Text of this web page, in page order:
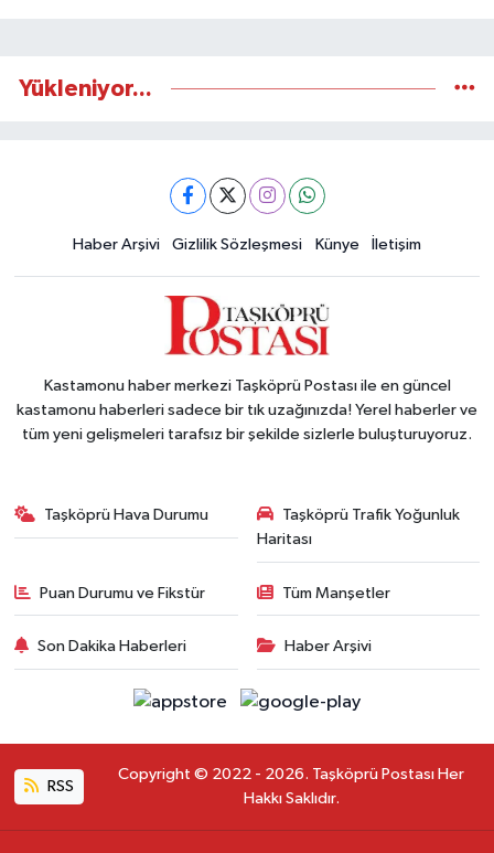
Yükleniyor...
Haber Arşivi Gizlilik Sözleşmesi Künye İletişim
Kastamonu haber merkezi Taşköprü Postası ile en güncel
kastamonu haberleri sadece bir tık uzağınızda! Yerel haberler ve
tüm yeni gelişmeleri tarafsız bir şekilde sizlerle buluşturuyoruz.
Taşköprü Hava Durumu
Taşköprü Trafik Yoğunluk
Haritası
Puan Durumu ve Fikstür Tüm Manşetler
Son Dakika Haberleri Haber Arşivi
RSS
Copyright © 2022 - 2026. Taşköprü Postası Her
Hakkı Saklıdır.